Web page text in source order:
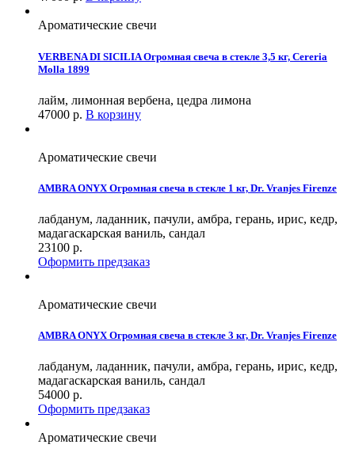
Ароматические свечи
VERBENA DI SICILIA Огромная свеча в стекле 3,5 кг, Cereria
Molla 1899
лайм, лимонная вербена, цедра лимона
47000 р. В корзину
Ароматические свечи
AMBRA ONYX Огромная свеча в стекле 1 кг, Dr. Vranjes Firenze
лабданум, ладанник, пачули, амбра, герань, ирис, кедр,
мадагаскарская ваниль, сандал
23100 р.
Оформить предзаказ
Ароматические свечи
AMBRA ONYX Огромная свеча в стекле 3 кг, Dr. Vranjes Firenze
лабданум, ладанник, пачули, амбра, герань, ирис, кедр,
мадагаскарская ваниль, сандал
54000 р.
Оформить предзаказ
Ароматические свечи